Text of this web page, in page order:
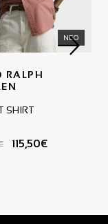
ΝΕΟ
RALPH
SHIRT
115,50€